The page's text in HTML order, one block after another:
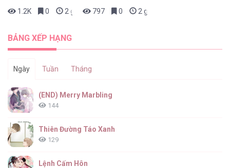
1.2K
0 2 giờ trước797
0 2 giờ trước
BẢNG XẾP HẠNG
Ngày Tuần Tháng
(END) Merry Marbling
144
Thiên Đường Táo Xanh
129
Lệnh Cấm Hôn